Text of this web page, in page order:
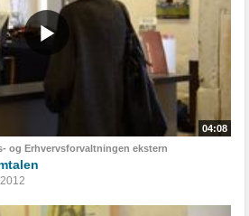
04:08
og Erhvervsforvaltningen ekstern